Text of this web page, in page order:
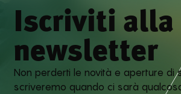
Iscriviti alla
newsletter
Non perderti le novità e aperture di
scriveremo quando ci sarà